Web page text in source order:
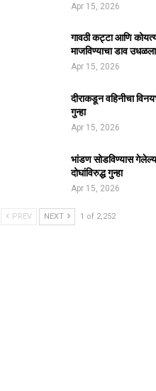
Apr 15, 2026
गावठी कट्टा आणि
माजविण्याचा डाव
Apr 15, 2026
दीराकडून वहिनीचा
गुन्हा
Apr 15, 2026
भांडण सोडविण्यास
दोघांविरुद्ध गुन्हा
Apr 15, 2026
PREV NEXT 1 of 2,252